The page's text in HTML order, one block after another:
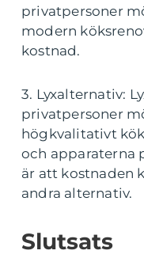
privatpersoner
modern
kostnad.
3. Lyxalternativ:
privatpersoner
högkvalitativt
och apparaterna
är att kostnaden
andra alternativ.
Slutsats